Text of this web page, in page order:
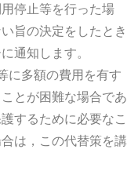
停止等を行った場
旨の決定をしたとき
通知します。
に多額の費用を有す
とが困難な場合であ
するために必要なこ
は，この代替策を講